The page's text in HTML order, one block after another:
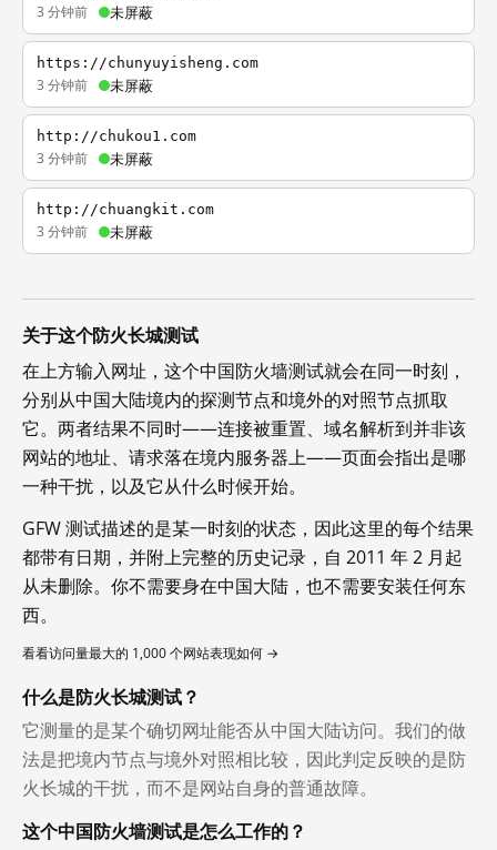
3 分钟前 未屏蔽
https://chunyuyisheng.com
3 分钟前 未屏蔽
http://chukou1.com
3 分钟前 未屏蔽
http://chuangkit.com
3 分钟前 未屏蔽
关于这个防火长城测试
在上方输入网址，这个中国防火墙测试就会在同一时刻，
分别从中国大陆境内的探测节点和境外的对照节点抓取
它。两者结果不同时——连接被重置、域名解析到并非该
网站的地址、请求落在境内服务器上——页面会指出是哪
一种干扰，以及它从什么时候开始。
GFW 测试描述的是某一时刻的状态，因此这里的每个结果
都带有日期，并附上完整的历史记录，自 2011 年 2 月起
从未删除。你不需要身在中国大陆，也不需要安装任何东
西。
看看访问量最大的 1,000 个网站表现如何 →
什么是防火长城测试？
它测量的是某个确切网址能否从中国大陆访问。我们的做
法是把境内节点与境外对照相比较，因此判定反映的是防
火长城的干扰，而不是网站自身的普通故障。
这个中国防火墙测试是怎么工作的？